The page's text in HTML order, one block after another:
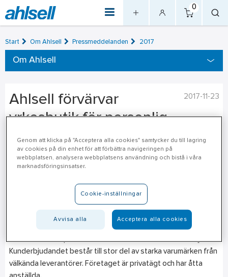
0
Start Om Ahlsell Pressmeddelanden 2017
Om Ahlsell
2017-11-23
Ahlsell förvärvar
yrkesbutik för personlig
skyddsutrustning och
yrkeskläder i Umeå
Umeå AB (Jobline) med en årlig omsättning om cirka 26
Jobline erbjuder yrkeskläder och skyddsutrustning till små-
och medelstora professionella kunder i Umeå med omnejd.
Kunderbjudandet består till stor del av starka varumärken från
välkända leverantörer. Företaget är privatägt och har åtta
Genom att klicka på "Acceptera alla cookies" samtycker du till lagring
av cookies på din enhet för att förbättra navigeringen på
webbplatsen, analysera webbplatsens användning och bistå i våra
marknadsföringsinsatser.
Cookie-inställningar
Avvisa alla Acceptera alla cookies